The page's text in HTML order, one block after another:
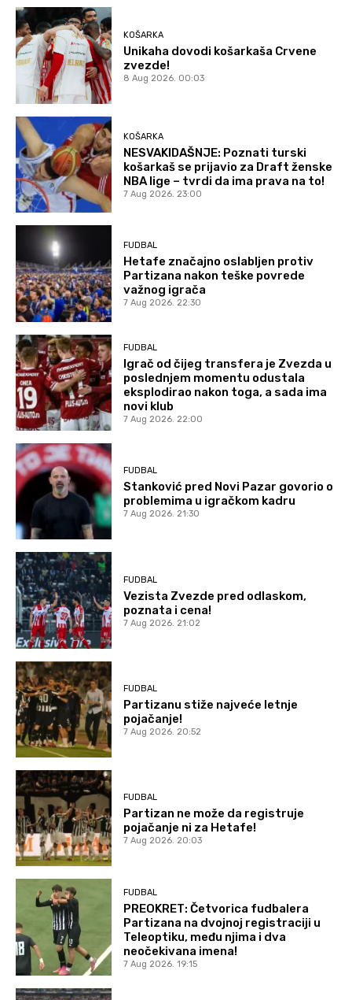
KOŠARKA
Unikaha dovodi košarkaša Crvene
zvezde!
8 Aug 2026. 00:03
KOŠARKA
NESVAKIDAŠNJE: Poznati turski
košarkaš se prijavio za Draft ženske
NBA lige – tvrdi da ima prava na to!
7 Aug 2026. 23:00
FUDBAL
Hetafe značajno oslabljen protiv
Partizana nakon teške povrede
važnog igrača
7 Aug 2026. 22:30
FUDBAL
Igrač od čijeg transfera je Zvezda u
poslednjem momentu odustala
eksplodirao nakon toga, a sada ima
novi klub
7 Aug 2026. 22:00
FUDBAL
Stanković pred Novi Pazar govorio o
problemima u igračkom kadru
7 Aug 2026. 21:30
FUDBAL
Vezista Zvezde pred odlaskom,
poznata i cena!
7 Aug 2026. 21:02
FUDBAL
Partizanu stiže najveće letnje
pojačanje!
7 Aug 2026. 20:52
FUDBAL
Partizan ne može da registruje
pojačanje ni za Hetafe!
7 Aug 2026. 20:03
FUDBAL
PREOKRET: Četvorica fudbalera
Partizana na dvojnoj registraciji u
Teleoptiku, među njima i dva
neočekivana imena!
7 Aug 2026. 19:15